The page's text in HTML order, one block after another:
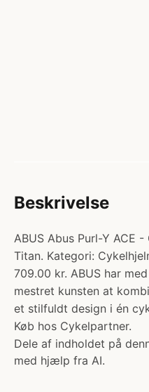
Beskrivelse
ABUS Abus Purl-Y ACE
Titan. Kategori:
709.00 kr. ABUS har
mestret kunsten at
et stilfuldt design i én
Køb hos Cykelpartner.
Dele af indholdet på
med hjælp fra AI.